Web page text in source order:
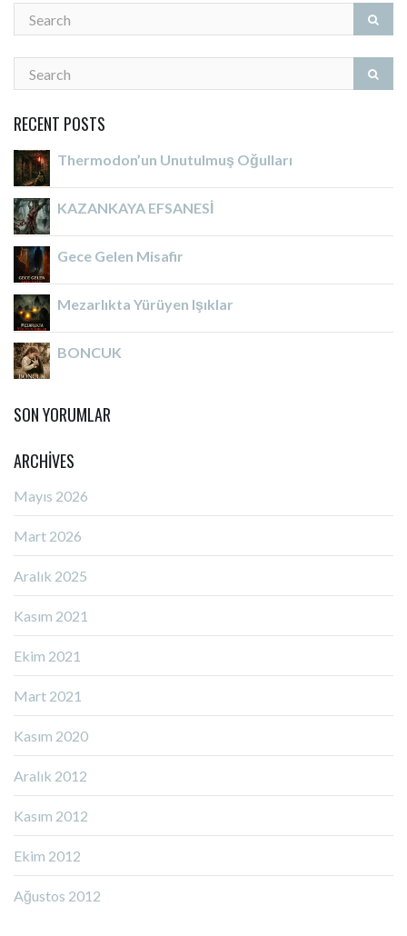
RECENT POSTS
Thermodon’un Unutulmuş Oğulları
KAZANKAYA EFSANESİ
Gece Gelen Misafir
Mezarlıkta Yürüyen Işıklar
BONCUK
SON YORUMLAR
ARCHIVES
Mayıs 2026
Mart 2026
Aralık 2025
Kasım 2021
Ekim 2021
Mart 2021
Kasım 2020
Aralık 2012
Kasım 2012
Ekim 2012
Ağustos 2012